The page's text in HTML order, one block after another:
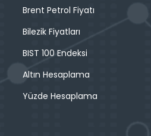
Brent Petrol Fiyatı
Bilezik Fiyatları
BIST 100 Endeksi
Altın Hesaplama
Yüzde Hesaplama